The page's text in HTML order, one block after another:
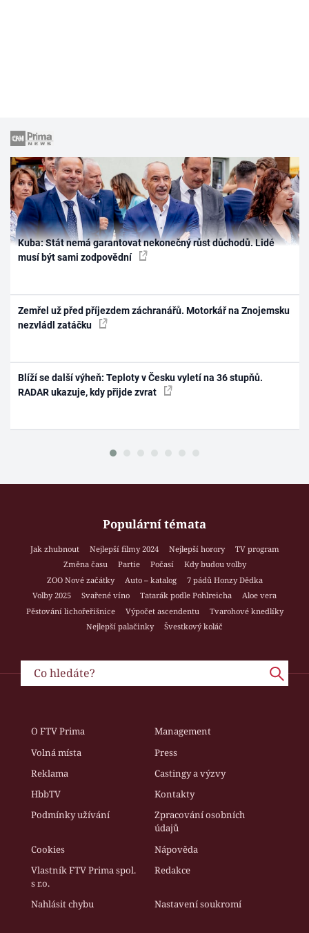
Kuba: Stát nemá garantovat nekonečný růst důchodů. Lidé
musí být sami zodpovědní
Zemřel už před příjezdem záchranářů. Motorkář na Znojemsku
nezvládl zatáčku
Blíží se další výheň: Teploty v Česku vyletí na 36 stupňů.
RADAR ukazuje, kdy přijde zvrat
Populární témata
Jak zhubnout Nejlepší filmy 2024 Nejlepší horory
TV program
Změna času
Partie Počasí
Kdy budou volby
ZOO Nové začátky
Auto – katalog
7 pádů Honzy Dědka
Volby 2025
Svařené víno Tatarák podle Pohlreicha
Aloe vera
Pěstování lichořeřišnice
Výpočet ascendentu
Tvarohové knedlíky
Nejlepší palačinky
Švestkový koláč
O FTV Prima
Management
Volná místa
Press
Reklama
Castingy a výzvy
HbbTV
Kontakty
Podmínky užívání
Zpracování osobních
údajů
Cookies
Nápověda
Vlastník FTV Prima spol.
s r.o.
Redakce
Nahlásit chybu Nastavení soukromí